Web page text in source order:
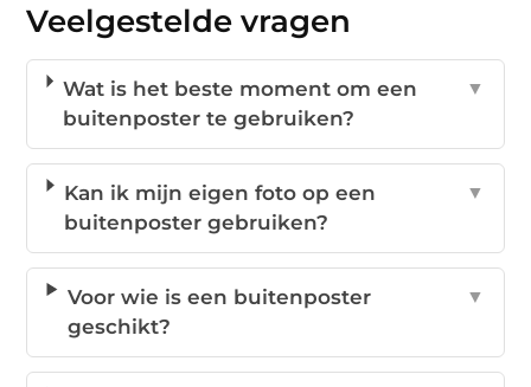
Veelgestelde vragen
Wat is het beste moment om een
buitenposter te gebruiken?
▼
Kan ik mijn eigen foto op een
buitenposter gebruiken?
▼
Voor wie is een buitenposter
geschikt?
▼